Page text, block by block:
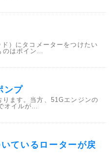
）にタコメーターをつけたい
のはポイン…
ンプ
ます。当方、51Gエンジンの
オイルが…
ているローターが戻